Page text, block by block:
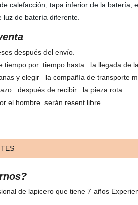
calefacción, tapa inferior de la batería,
luz de batería diferente.
después del envío.
tiempo por tiempo hasta la llegada de
y elegir la compañía de transporte
después de recibir la pieza rota.
el hombre serán resent libre.
de lapicero que tiene 7 años